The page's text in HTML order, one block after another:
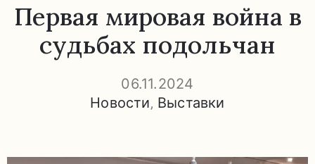
экскурсии
Первая мировая война в
судьбах подольчан
06.11.2024
Новости‚ Выставки